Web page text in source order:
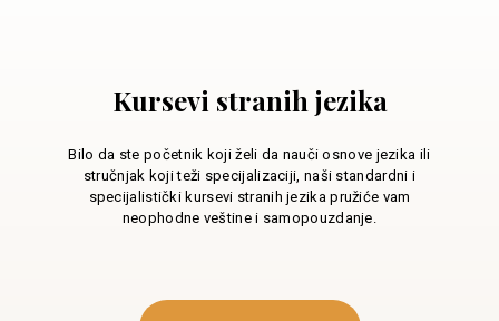
Kursevi stranih jezika
Bilo da ste početnik koji želi da nauči osnove jezika ili
stručnjak koji teži specijalizaciji, naši standardni i
specijalistički kursevi stranih jezika pružiće vam
neophodne veštine i samopouzdanje.